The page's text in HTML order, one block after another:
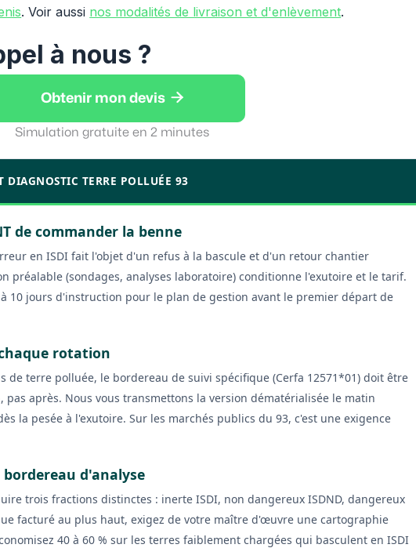
. Voir aussi nos modalités de livraison et d'enlèvement.
à nous ?
Obtenir mon devis 
Simulation gratuite en 2 minutes
DIAGNOSTIC TERRE POLLUÉE 93
de commander la benne
en ISDI fait l'objet d'un refus à la bascule et d'un retour chantier
préalable (sondages, analyses laboratoire) conditionne l'exutoire et le tarif.
10 jours d'instruction pour le plan de gestion avant le premier départ de
rotation
de terre polluée, le bordereau de suivi spécifique (Cerfa 12571*01) doit être
pas après. Nous vous transmettons la version dématérialisée le matin
la pesée à l'exutoire. Sur les marchés publics du 93, c'est une exigence
d'analyse
trois fractions distinctes : inerte ISDI, non dangereux ISDND, dangereux
facturé au plus haut, exigez de votre maître d'œuvre une cartographie
40 à 60 % sur les terres faiblement chargées qui basculent en ISDI